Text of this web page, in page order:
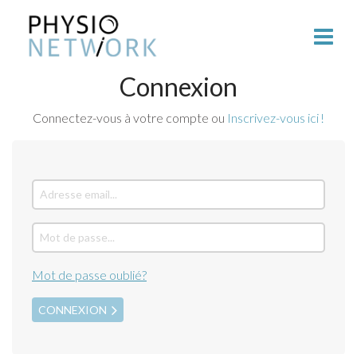
Connexion
Connectez-vous à votre compte ou Inscrivez-vous ici !
Mot de passe oublié?
CONNEXION